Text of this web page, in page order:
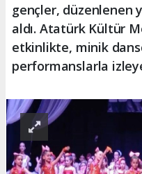
gençler, düzenlenen
aldı. Atatürk Kültür
etkinlikte, minik
performanslarla